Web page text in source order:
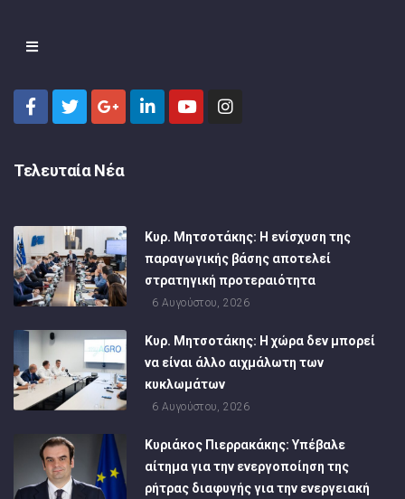
Τελευταία Νέα
Κυρ. Μητσοτάκης: Η ενίσχυση της
παραγωγικής βάσης αποτελεί
στρατηγική προτεραιότητα
6 Αυγούστου, 2026
Κυρ. Μητσοτάκης: Η χώρα δεν μπορεί
να είναι άλλο αιχμάλωτη των
κυκλωμάτων
6 Αυγούστου, 2026
Κυριάκος Πιερρακάκης: Υπέβαλε
αίτημα για την ενεργοποίηση της
ρήτρας διαφυγής για την ενεργειακή